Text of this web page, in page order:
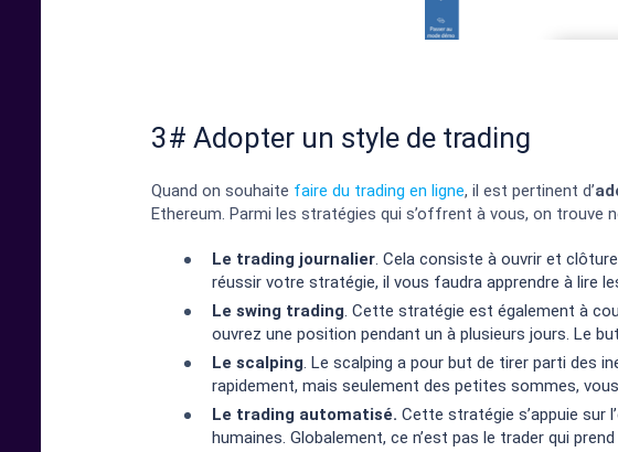
3# Adopter un style de trading
Quand on souhaite faire du trading en ligne, il est pertinent d’
Ethereum. Parmi les stratégies qui s’offrent à vous, on trouve
Le trading journalier. Cela consiste à ouvrir et
réussir votre stratégie, il vous faudra apprendre à lire
Le swing trading. Cette stratégie est également à
ouvrez une position pendant un à plusieurs jours. Le
Le scalping. Le scalping a pour but de tirer parti des
rapidement, mais seulement des petites sommes,
Le trading automatisé. Cette stratégie s’appuie sur
humaines. Globalement, ce n’est pas le trader qui